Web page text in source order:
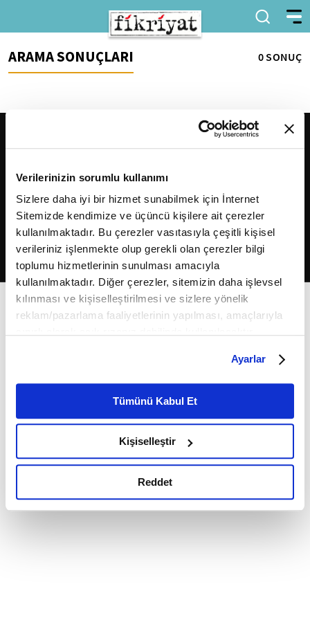
Verilerinizin sorumlu kullanımı
Sizlere daha iyi bir hizmet sunabilmek için İnternet
Sitemizde kendimize ve üçüncü kişilere ait çerezler
kullanılmaktadır. Bu çerezler vasıtasıyla çeşitli kişisel
verileriniz işlenmekte olup gerekli olan çerezler bilgi
toplumu hizmetlerinin sunulması amacıyla
kullanılmaktadır. Diğer çerezler, sitemizin daha işlevsel
kılınması ve kişiselleştirilmesi ve sizlere yönelik
reklam/pazarlama faaliyetlerinin yapılması, amaçlarıyla
belirleyebilirsiniz. Çerezlere ilişkin detaylı bilgi için
Ayarlar butonuna tıklayabilir,Çerez Bilgilendirme
Metnimizi ziyaret edebilirsiniz.
6698 sayılı Kişisel Verilerin Korunması Kanunu uyarınca
okumak ve sitemizi ziyaretiniz kapsamında
gerçekleştirilen veri işleme faaliyetleri ile ilgili daha
detaylı bilgi almak için lütfentıklayınız.
Ayarlar
Tümünü Kabul Et
Kişiselleştir
Reddet
ARAMA SONUÇLARI 0 SONUÇ
2026Fikriyat. Tüm hakları saklıdır.